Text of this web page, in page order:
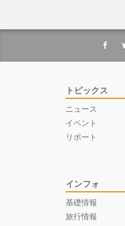
トピックス
ニュース
イベント
リポート
インフォ
基礎情報
旅行情報